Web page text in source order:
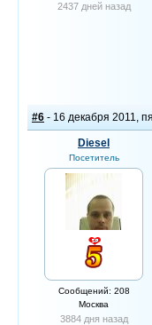
2437 дней назад
#6 - 16 декабря 2011,
Diesel
Посетитель
Сообщений: 208
Москва
3884 дня назад